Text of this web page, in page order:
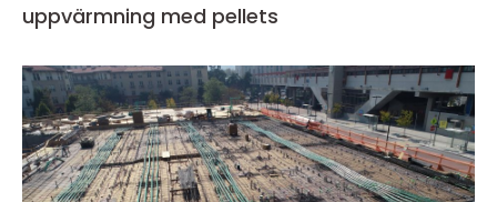
uppvärmning med pellets